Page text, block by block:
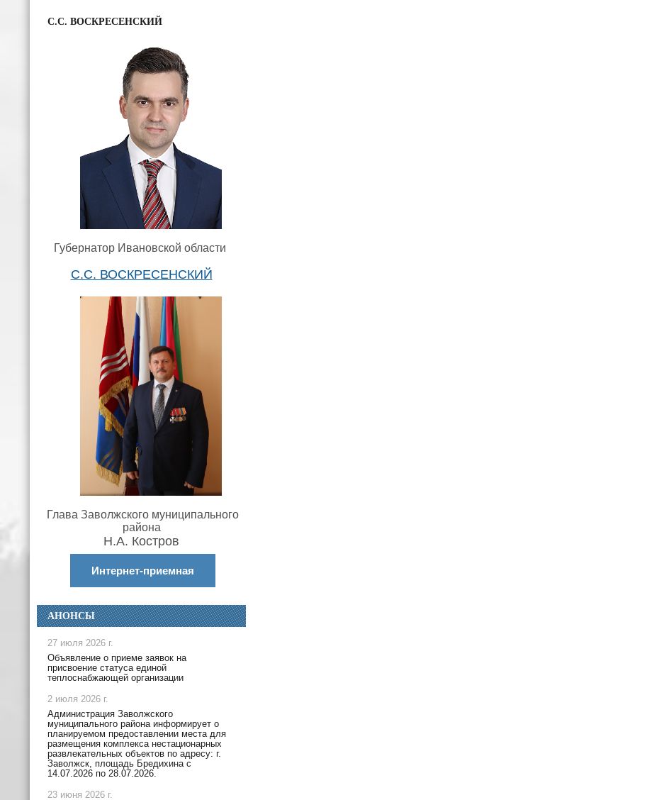
С.С. ВОСКРЕСЕНСКИЙ
Губернатор Ивановской области
С.С. ВОСКРЕСЕНСКИЙ
Глава Заволжского муниципального
района
Н.А. Костров
Интернет-приемная
АНОНСЫ
27 июля 2026 г.
Объявление о приеме заявок на
присвоение статуса единой
теплоснабжающей организации
2 июля 2026 г.
Администрация Заволжского
муниципального района информирует о
планируемом предоставлении места для
размещения комплекса нестационарных
развлекательных объектов по адресу: г.
Заволжск, площадь Бредихина с
14.07.2026 по 28.07.2026.
23 июня 2026 г.